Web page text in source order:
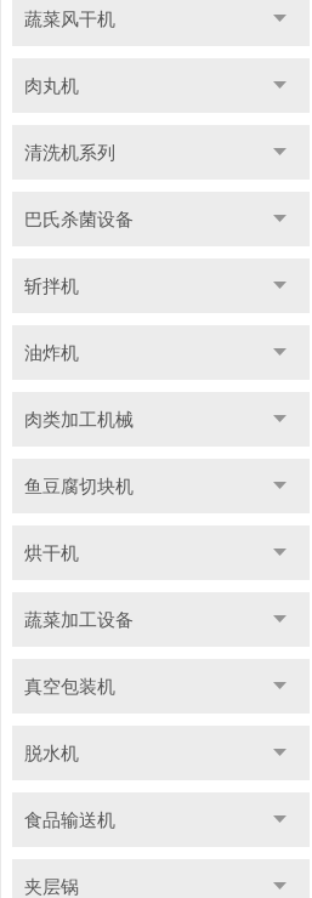
蔬菜风干机
肉丸机
清洗机系列
巴氏杀菌设备
斩拌机
油炸机
肉类加工机械
鱼豆腐切块机
烘干机
蔬菜加工设备
真空包装机
脱水机
食品输送机
夹层锅